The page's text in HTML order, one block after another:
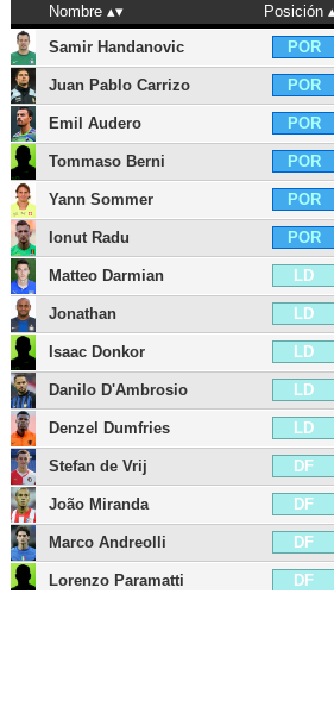
Nombre Posición
Samir Handanovic
POR
Juan Pablo Carrizo POR
Emil Audero POR
Tommaso Berni POR
Yann Sommer POR
Ionut Radu POR
Matteo Darmian LD
Jonathan LD
Isaac Donkor LD
Danilo D'Ambrosio LD
Denzel Dumfries LD
Stefan de Vrij DF
João Miranda DF
Marco Andreolli DF
Lorenzo Paramatti DF